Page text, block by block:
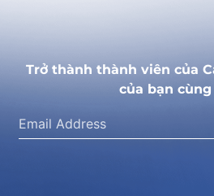
Trở thành thành viên của
của bạn